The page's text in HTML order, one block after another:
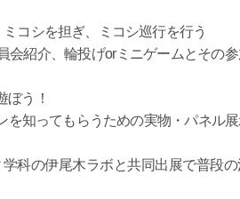
コシを担ぎ、ミコシ巡行を行う
会紹介、輪投げorミニゲームとその
ぼう！
を知ってもらうための実物・パネル
科の伊尾木ラボと共同出展で普段